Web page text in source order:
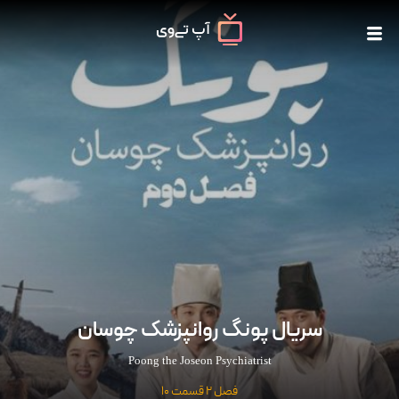
سریال پونگ روانپزشک چوسان
Poong the Joseon Psychiatrist
فصل 2 قسمت 10